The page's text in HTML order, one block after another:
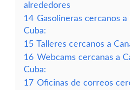
alrededores
14 Gasolineras cercanos a
Cuba:
15 Talleres cercanos a
16 Webcams cercanas a
Cuba:
17 Oficinas de correos